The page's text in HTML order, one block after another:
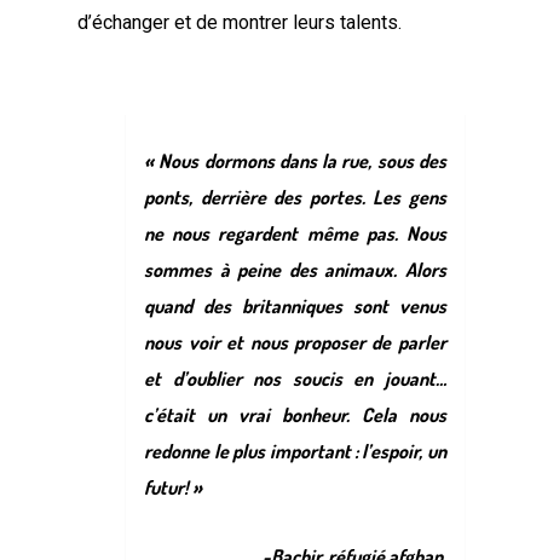
d’échanger et de montrer leurs talents.
« Nous dormons dans la rue, sous des
ponts, derrière des portes. Les gens
ne nous regardent même pas. Nous
sommes à peine des animaux. Alors
quand des britanniques sont venus
nous voir et nous proposer de parler
et d’oublier nos soucis en jouant…
c’était un vrai bonheur. Cela nous
redonne le plus important : l’espoir, un
futur! »